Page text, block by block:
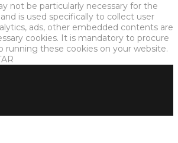
not be particularly necessary for the
is used specifically to collect user
ads, other embedded contents are
cookies. It is mandatory to procure
running these cookies on your website.